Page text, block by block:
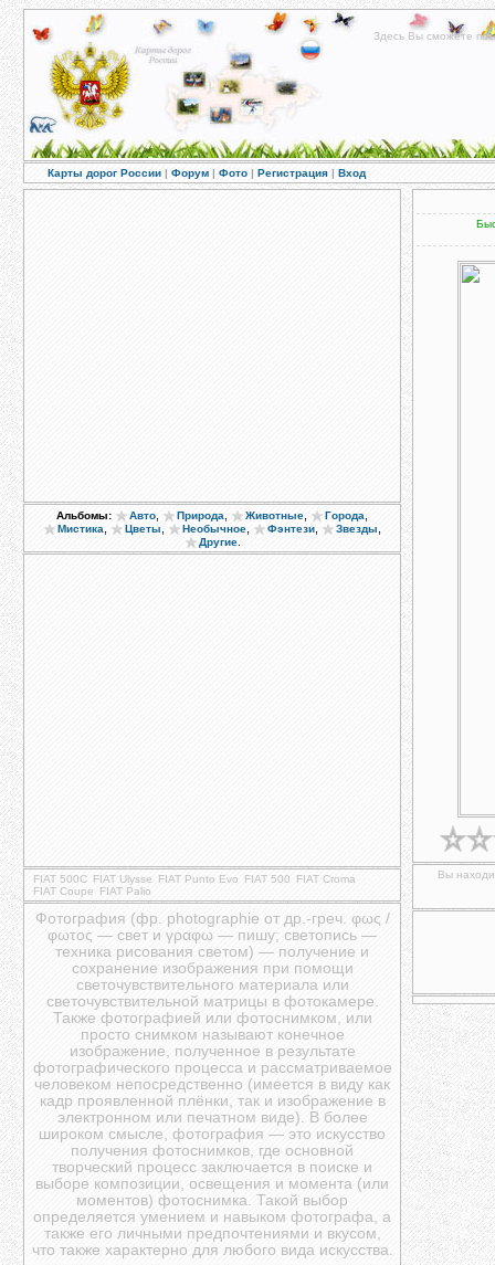
Здесь Вы сможете
Карты дорог России | Форум | Фото | Регистрация | Вход
Альбомы: Авто Природа Животные Города
Мистика Цветы Необычное Фэнтези Звезды
Другие.
FIAT 500C FIAT Ulysse FIAT Punto Evo FIAT 500
FIAT Croma
FIAT Coupe
FIAT Palio
Фотография (фр. photographie от др.-греч. φως /
φωτος — свет и γραφω — пишу; светопись —
техника рисования светом) — получение и
сохранение изображения при помощи
светочувствительного материала или
светочувствительной матрицы в фотокамере.
Также фотографией или фотоснимком, или
просто снимком называют конечное
изображение, полученное в результате
фотографического процесса и рассматриваемое
человеком непосредственно (имеется в виду как
кадр проявленной плёнки, так и изображение в
электронном или печатном виде). В более
широком смысле, фотография — это искусство
получения фотоснимков, где основной
творческий процесс заключается в поиске и
выборе композиции, освещения и момента (или
моментов) фотоснимка. Такой выбор
определяется умением и навыком фотографа, а
также его личными предпочтениями и вкусом,
что также характерно для любого вида искусства.
Вы